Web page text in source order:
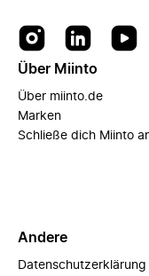
Über Miinto
Über miinto.de
Marken
Schließe dich Miinto
Andere
Datenschutzerklärung